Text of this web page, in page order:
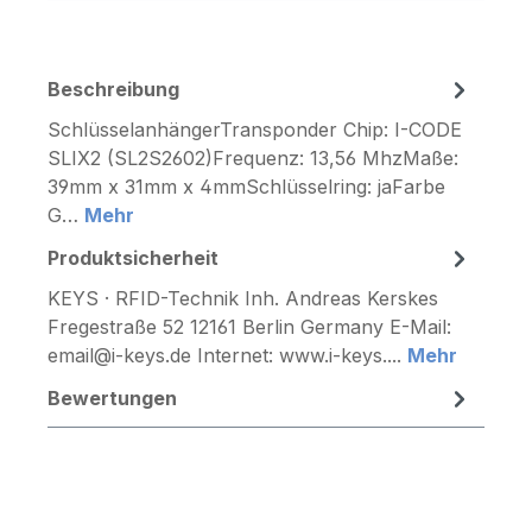
Beschreibung
SchlüsselanhängerTransponder Chip: I-CODE
SLIX2 (SL2S2602)Frequenz: 13,56 MhzMaße:
39mm x 31mm x 4mmSchlüsselring: jaFarbe
G… Mehr
Produktsicherheit
KEYS · RFID-Technik Inh. Andreas Kerskes
Fregestraße 52 12161 Berlin Germany E-Mail:
email@i-keys.de Internet: www.i-keys.... Mehr
Bewertungen